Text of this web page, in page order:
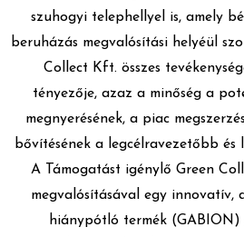
szuhogyi telephellyel is, amely
beruházás megvalósítási helyéül
Collect Kft. összes
tényezője, azaz a minőség a
megnyerésének, a piac
bővítésének a legcélravezetőbb és
A Támogatást igénylő Green
megvalósításával egy innovatív,
hiánypótló termék